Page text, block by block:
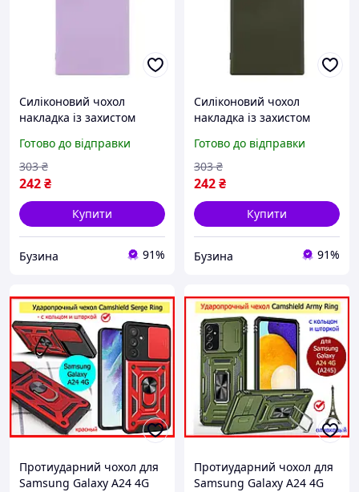
Силіконовий чохол
накладка із захистом
Galaxy S24 Ultra 5G S928
колір Elegant Purple
buzyna
Готово до відправки
242₴
303 ₴
Купити
Бузина 91%
Силіконовий чохол
накладка із захистом
Galaxy S24 Ultra 5G S928
колір Dark Green buzyna
Готово до відправки
242₴
303 ₴
Купити
Бузина 91%
Протиударний чохол для
Samsung Galaxy A24 4G
Протиударний чохол для
Samsung Galaxy A24 4G